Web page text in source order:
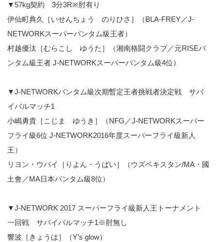
▼57kg契約 3分3R※肘有り
伊仙町典久［いせんちょう のりひさ］（BLA-FREY／J-
NETWORKスーパーバンタム級王者）
村越優汰［むらこし ゆうた］（湘南格闘クラブ／元RISEバ
ンタム級王者 J-NETWORKスーパーバンタム級4位）
▼J-NETWORKバンタム級次期暫定王者挑戦者決定戦 サバ
イバルマッチ1
小嶋勇貴［こじま ゆうき］（NFG／J-NETWORKスーパー
フライ級6位 J-NETWORK2016年度スーパーフライ級新人
王）
リヨン・ウバイ［りよん・うばい］（ウズベキスタン/MA・國
土會／MA日本バンタム級8位）
▼J-NETWORK 2017 スーパーフライ級新人王トーナメント
一回戦 サバイバルマッチ1※肘無し
響波［きょうは］（Y’s glow）